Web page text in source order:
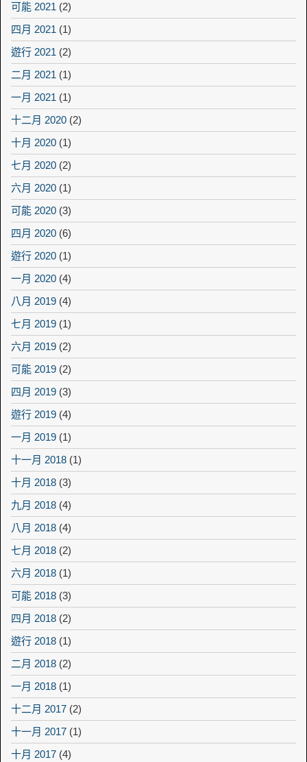
可能 2021 (2)
四月 2021 (1)
遊行 2021 (2)
二月 2021 (1)
一月 2021 (1)
十二月 2020 (2)
十月 2020 (1)
七月 2020 (2)
六月 2020 (1)
可能 2020 (3)
四月 2020 (6)
遊行 2020 (1)
一月 2020 (4)
八月 2019 (4)
七月 2019 (1)
六月 2019 (2)
可能 2019 (2)
四月 2019 (3)
遊行 2019 (4)
一月 2019 (1)
十一月 2018 (1)
十月 2018 (3)
九月 2018 (4)
八月 2018 (4)
七月 2018 (2)
六月 2018 (1)
可能 2018 (3)
四月 2018 (2)
遊行 2018 (1)
二月 2018 (2)
一月 2018 (1)
十二月 2017 (2)
十一月 2017 (1)
十月 2017 (4)